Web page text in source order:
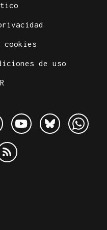
de uso